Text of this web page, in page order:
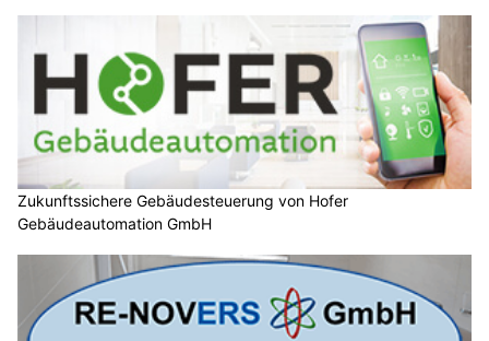
Zukunftssichere Gebäudesteuerung von Hofer
Gebäudeautomation GmbH